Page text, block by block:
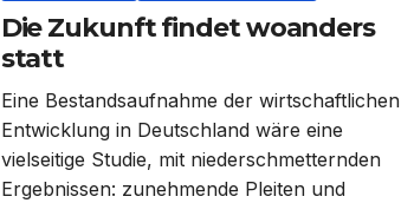
Die Zukunft findet woanders
statt
Eine Bestandsaufnahme der wirtschaftlichen
Entwicklung in Deutschland wäre eine
vielseitige Studie, mit niederschmetternden
Ergebnissen: zunehmende Pleiten und